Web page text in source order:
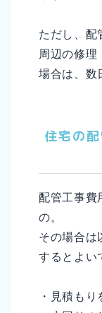
ただし、配
周辺の修理
場合は、数
住宅の
配管工事費
の。
その場合は
するとよい
・見積もり